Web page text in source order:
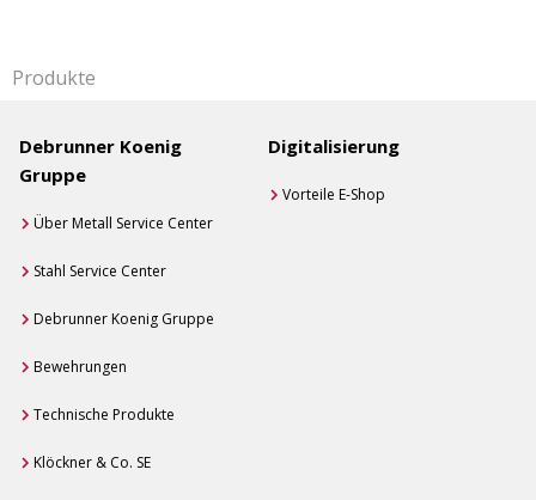
Produkte
Debrunner Koenig
Gruppe
Über Metall Service Center
Stahl Service Center
Debrunner Koenig Gruppe
Bewehrungen
Technische Produkte
Klöckner & Co. SE
Digitalisierung
Vorteile E-Shop